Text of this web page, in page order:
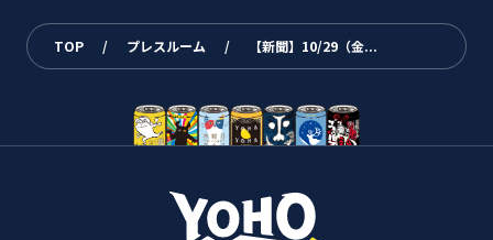
TOP / プレスルーム / 【新聞】10/29（金...